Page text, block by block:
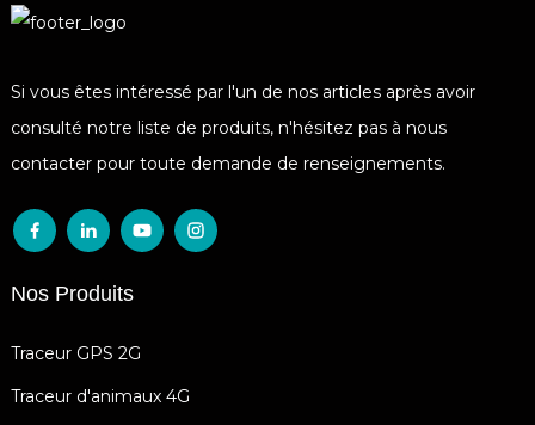
Si vous êtes intéressé par l'un de nos articles après avoir
consulté notre liste de produits, n'hésitez pas à nous
contacter pour toute demande de renseignements.
Nos Produits
Traceur GPS 2G
Traceur d'animaux 4G